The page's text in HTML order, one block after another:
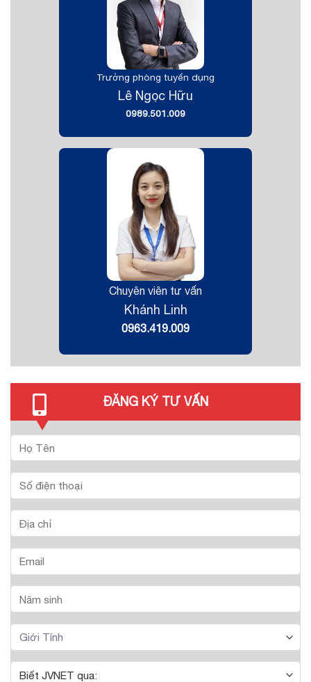
Trưởng phòng tuyển dụng
Lê Ngọc Hữu
0989.501.009
Chuyên viên tư vấn
Khánh Linh
0963.419.009
ĐĂNG KÝ TƯ VẤN